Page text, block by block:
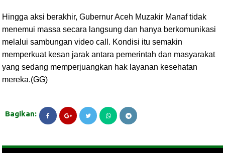
Hingga aksi berakhir, Gubernur Aceh Muzakir Manaf tidak
menemui massa secara langsung dan hanya berkomunikasi
melalui sambungan video call. Kondisi itu semakin
memperkuat kesan jarak antara pemerintah dan masyarakat
yang sedang memperjuangkan hak layanan kesehatan
mereka.(GG)
Bagikan: